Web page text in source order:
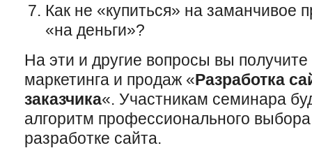
Как не «купиться» на заманчивое
«на деньги»?
На эти и другие вопросы вы
маркетинга и продаж «Разработка
заказчика«. Участникам семинара
алгоритм профессионального
разработке сайта.